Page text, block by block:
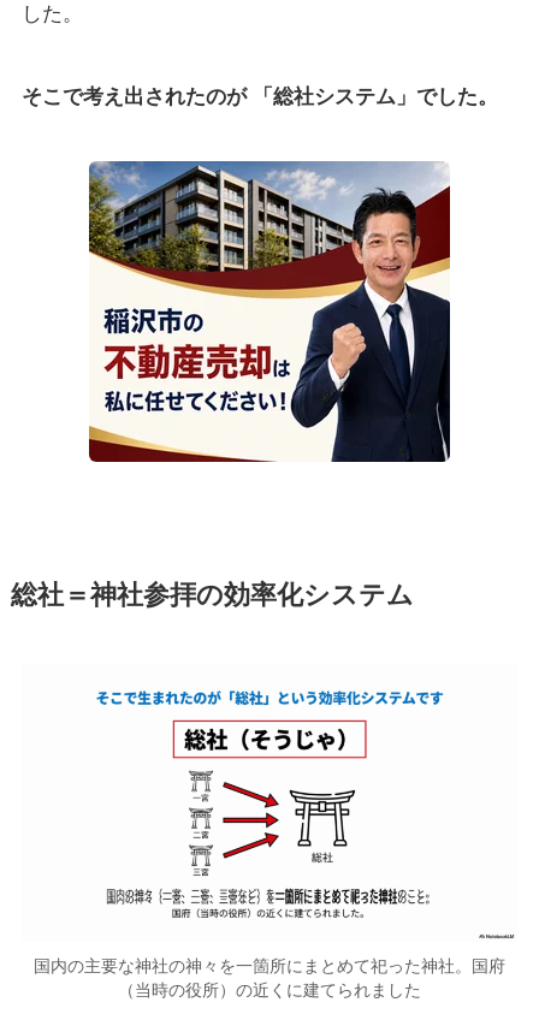
した。
そこで考え出されたのが 「総社システム」でした。
総社＝神社参拝の効率化システム
国内の主要な神社の神々を一箇所にまとめて祀った神社。国府
（当時の役所）の近くに建てられました